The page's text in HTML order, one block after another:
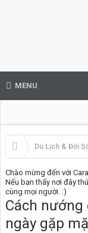
MENU
Du Lịch & Đời
Chào mừng đến với
Nếu bạn thấy nơi đây
cùng mọi người. :)
Cách
ngày gặp